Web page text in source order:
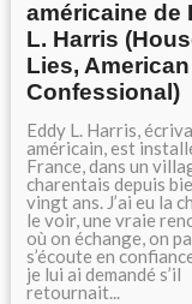
américaine de
L. Harris
Lies, American
Confessional)
Eddy L. Harris,
américain, est
France, dans un
charentais depuis
vingt ans. J’ai eu la
le voir, une vraie
où on échange, on
s’écoute en
je lui ai demandé s’il
retournait...